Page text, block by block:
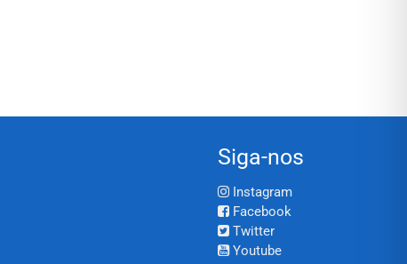
Siga-nos
Instagram
Facebook
Twitter
Youtube